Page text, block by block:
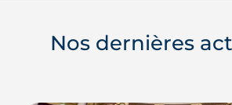
Nos dernières